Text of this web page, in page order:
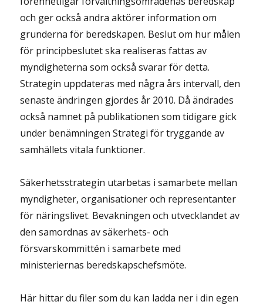
och ger också andra aktörer information om
grunderna för beredskapen. Beslut om hur målen
för principbeslutet ska realiseras fattas av
myndigheterna som också svarar för detta.
Strategin uppdateras med några års intervall, den
senaste ändringen gjordes år 2010. Då ändrades
också namnet på publikationen som tidigare gick
under benämningen Strategi för tryggande av
samhällets vitala funktioner.
Säkerhetsstrategin utarbetas i samarbete mellan
myndigheter, organisationer och representanter
för näringslivet. Bevakningen och utvecklandet av
den samordnas av säkerhets- och
försvarskommittén i samarbete med
ministeriernas beredskapschefsmöte.
Här hittar du filer som du kan ladda ner i din egen